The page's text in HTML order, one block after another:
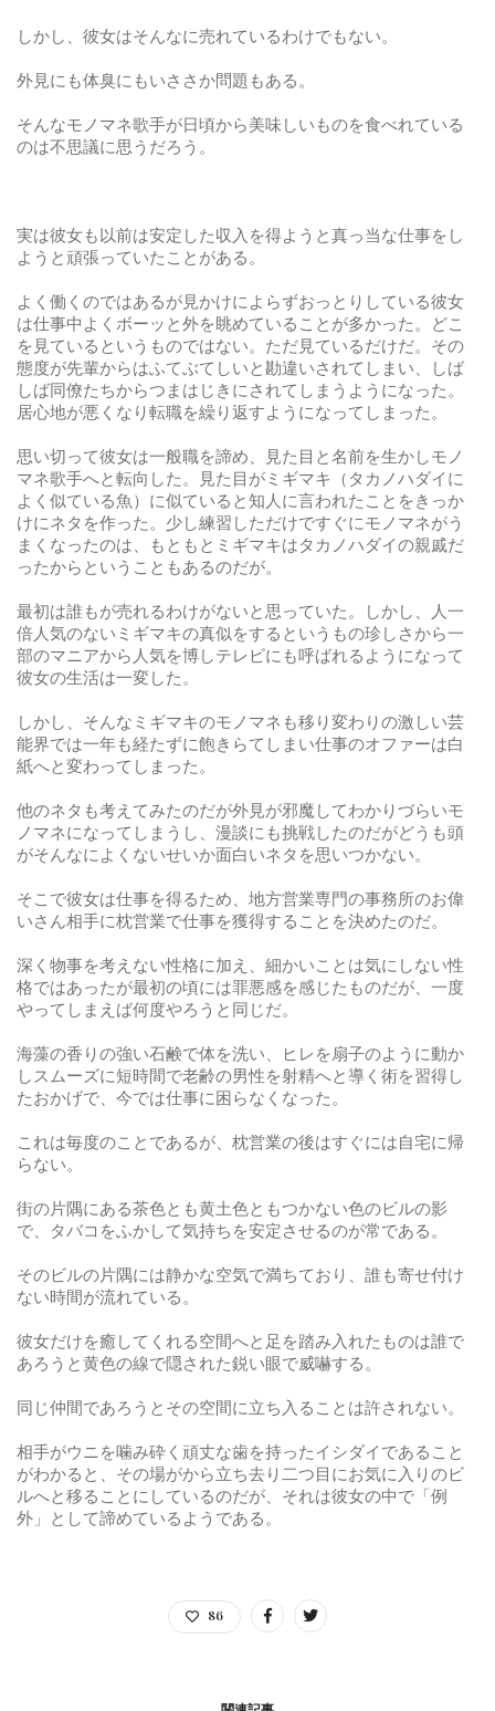
しかし、彼女はそんなに売れているわけでもない。
外見にも体臭にもいささか問題もある。
そんなモノマネ歌手が日頃から美味しいものを食べれている
のは不思議に思うだろう。
実は彼女も以前は安定した収入を得ようと真っ当な仕事をし
ようと頑張っていたことがある。
よく働くのではあるが見かけによらずおっとりしている彼女
は仕事中よくボーッと外を眺めていることが多かった。どこ
を見ているというものではない。ただ見ているだけだ。その
態度が先輩からはふてぶてしいと勘違いされてしまい、しば
しば同僚たちからつまはじきにされてしまうようになった。
居心地が悪くなり転職を繰り返すようになってしまった。
思い切って彼女は一般職を諦め、見た目と名前を生かしモノ
マネ歌手へと転向した。見た目がミギマキ（タカノハダイに
よく似ている魚）に似ていると知人に言われたことをきっか
けにネタを作った。少し練習しただけですぐにモノマネがう
まくなったのは、もともとミギマキはタカノハダイの親戚だ
ったからということもあるのだが。
最初は誰もが売れるわけがないと思っていた。しかし、人一
倍人気のないミギマキの真似をするというもの珍しさから一
部のマニアから人気を博しテレビにも呼ばれるようになって
彼女の生活は一変した。
しかし、そんなミギマキのモノマネも移り変わりの激しい芸
能界では一年も経たずに飽きらてしまい仕事のオファーは白
紙へと変わってしまった。
他のネタも考えてみたのだが外見が邪魔してわかりづらいモ
ノマネになってしまうし、漫談にも挑戦したのだがどうも頭
がそんなによくないせいか面白いネタを思いつかない。
そこで彼女は仕事を得るため、地方営業専門の事務所のお偉
いさん相手に枕営業で仕事を獲得することを決めたのだ。
深く物事を考えない性格に加え、細かいことは気にしない性
格ではあったが最初の頃には罪悪感を感じたものだが、一度
やってしまえば何度やろうと同じだ。
海藻の香りの強い石鹸で体を洗い、ヒレを扇子のように動か
しスムーズに短時間で老齢の男性を射精へと導く術を習得し
たおかげで、今では仕事に困らなくなった。
これは毎度のことであるが、枕営業の後はすぐには自宅に帰
らない。
街の片隅にある茶色とも黄土色ともつかない色のビルの影
で、タバコをふかして気持ちを安定させるのが常である。
そのビルの片隅には静かな空気で満ちており、誰も寄せ付け
ない時間が流れている。
彼女だけを癒してくれる空間へと足を踏み入れたものは誰で
あろうと黄色の線で隠された鋭い眼で威嚇する。
同じ仲間であろうとその空間に立ち入ることは許されない。
相手がウニを噛み砕く頑丈な歯を持ったイシダイであること
がわかると、その場がから立ち去り二つ目にお気に入りのビ
ルへと移ることにしているのだが、それは彼女の中で「例
外」として諦めているようである。
86